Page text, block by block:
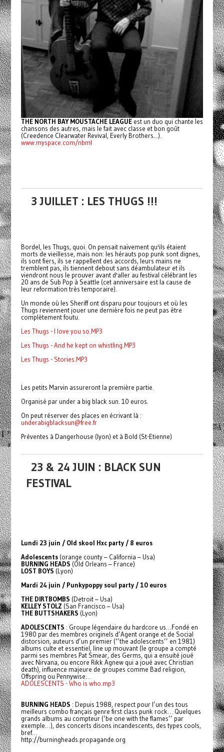
THE NORTH BAY MOUSTACHE LEAGUEest un duo qui chante les
chansons des autres, mais le fait avec classe et bon goût
(Creedence Clearwater Revival, Everly Brothers...).
www.myspace.com/nbml
3 JUILLET : LES THUGS !!!
Bordel, les Thugs, quoi. On pensait naïvement qu'ils étaient
morts de vieillesse, mais non: les hérauts pop punk sont dignes,
ils sont fiers, ils se rappellent des accords, leurs mains ne
tremblent pas, ils tiennent debout sans déambulateur et ils
viendront nous le prouver avant d'aller au festival célébrant les
20 ans de Sub Pop à Seattle (cet anniversaire est la cause de
leur reformation très temporaire).
Un monde où les Sheriff ont disparu pour toujours et où les
Thugs reviennent jouer une dernière fois ne peut pas être
complètement foutu.
Les Thugs - I love you so.MP3
Les Thugs - And he kept on whistling.MP3
Les Thugs - Stories.MP3
Les petits Marvin assureront la première partie.
Organisé par under a big black sun. 10 euros.
On peut réserver des places en écrivant là :
underabigblacksun@free.fr
Préventes à Dangerhouse (lyon) et à Bold (St-Etienne)
23 & 24 JUIN : BLACK SUN
FESTIVAL
Lundi 23 juin / Old skool Hxc party / 8 euros
Adolescents(orange county – California – Usa)
BURNING HEADS (Old Orleans – France)
LOST BOYS (Lyon)
Mardi 24 juin / Punkypoppy soul party / 10 euros
THE DIRTBOMBS (Detroit – Usa)
KELLEY STOLZ (San Francisco – Usa)
THE BUTTSHAKERS (Lyon)
ADOLESCENTS : Groupe légendaire du hardcore us…Fondé en
1980 par des membres originels d’Agent orange et de Social
distorsion, auteurs d’un premier (‘’the adolescents’’ en 1981)
albums culte et essentiel, line up mouvant (le groupe a compté
parmi ses membres Pat Smear, des Germs, qui a ensuité joué
avec Nirvana, ou encore Rikk Agnew qui a joué avec Christian
death), influence majeure de groupes comme Bad religion,
Offspring ou Pennywise…
ADOLESCENTS - Who is who.mp3
BURNING HEADS : Depuis 1988, respect pour l’un des tous
meilleurs combo français genre first class punk rock… Quelques
grands albums au compteur (‘be one with the flames’’ par
exemple…), des concerts disons incandescents, des types cools,
bref…
http://burningheads.propagande.org